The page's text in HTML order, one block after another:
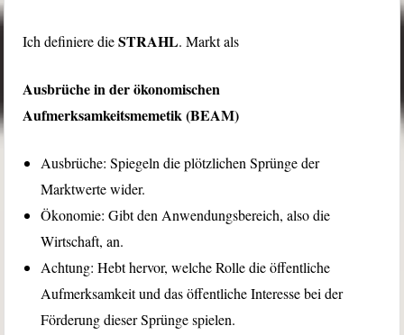
Ich definiere dieSTRAHL. Markt als
Ausbrüche in der ökonomischen
Aufmerksamkeitsmemetik (BEAM)
Ausbrüche: Spiegeln die plötzlichen Sprünge der
Marktwerte wider.
Ökonomie: Gibt den Anwendungsbereich, also die
Wirtschaft, an.
Achtung: Hebt hervor, welche Rolle die öffentliche
Aufmerksamkeit und das öffentliche Interesse bei der
Förderung dieser Sprünge spielen.